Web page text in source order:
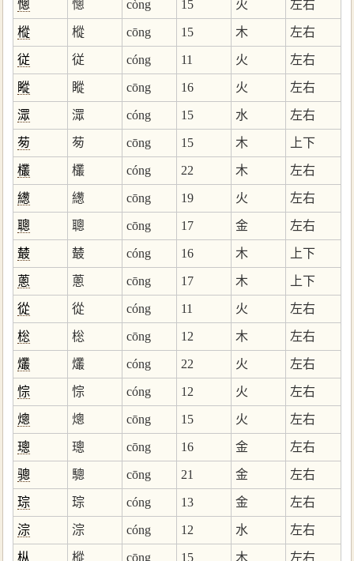
憁 憁 còng 15 火 左右
樅 樅 cōng 15 木 左右
従 従 cóng 11 火 左右
瞛 瞛 cōng 16 火 左右
潀 潀 cóng 15 水 左右
茐 茐 cōng 15 木 上下
欉 欉 cóng 22 木 左右
繱 繱 cōng 19 火 左右
聰 聰 cōng 17 金 左右
樷 樷 cóng 16 木 上下
蔥 蔥 cōng 17 木 上下
從 從 cóng 11 火 左右
棇 棇 cōng 12 木 左右
爜 爜 cóng 22 火 左右
悰 悰 cóng 12 火 左右
熜 熜 cōng 15 火 左右
璁 璁 cōng 16 金 左右
骢 驄 cōng 21 金 左右
琮 琮 cóng 13 金 左右
淙 淙 cóng 12 水 左右
枞 樅 cōng 15 木 左右